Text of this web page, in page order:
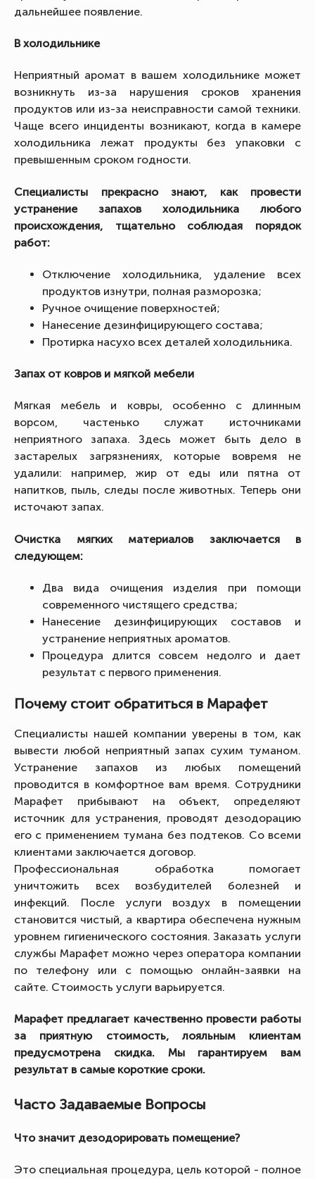
дальнейшее появление.
В холодильнике
Неприятный аромат в вашем холодильнике может
возникнуть из-за нарушения сроков хранения
продуктов или из-за неисправности самой техники.
Чаще всего инциденты возникают, когда в камере
холодильника лежат продукты без упаковки с
превышенным сроком годности.
Специалисты прекрасно знают, как провести
устранение запахов холодильника любого
происхождения, тщательно соблюдая порядок
работ:
Отключение холодильника, удаление всех
продуктов изнутри, полная разморозка;
Ручное очищение поверхностей;
Нанесение дезинфицирующего состава;
Протирка насухо всех деталей холодильника.
Запах от ковров и мягкой мебели
Мягкая мебель и ковры, особенно с длинным
ворсом, частенько служат источниками
неприятного запаха. Здесь может быть дело в
застарелых загрязнениях, которые вовремя не
удалили: например, жир от еды или пятна от
напитков, пыль, следы после животных. Теперь они
источают запах.
Очистка мягких материалов заключается в
следующем:
Два вида очищения изделия при помощи
современного чистящего средства;
Нанесение дезинфицирующих составов и
устранение неприятных ароматов.
Процедура длится совсем недолго и дает
результат с первого применения.
Почему стоит обратиться в Марафет
Специалисты нашей компании уверены в том, как
вывести любой неприятный запах сухим туманом.
Устранение запахов из любых помещений
проводится в комфортное вам время. Сотрудники
Марафет прибывают на объект, определяют
источник для устранения, проводят дезодорацию
его с применением тумана без подтеков. Со всеми
клиентами заключается договор.
Профессиональная обработка помогает
уничтожить всех возбудителей болезней и
инфекций. После услуги воздух в помещении
становится чистый, а квартира обеспечена нужным
уровнем гигиенического состояния. Заказать услуги
службы Марафет можно через оператора компании
по телефону или с помощью онлайн-заявки на
сайте. Стоимость услуги варьируется.
Марафет предлагает качественно провести работы
за приятную стоимость, лояльным клиентам
предусмотрена скидка. Мы гарантируем вам
результат в самые короткие сроки.
Часто Задаваемые Вопросы
Что значит дезодорировать помещение?
Это специальная процедура, цель которой - полное